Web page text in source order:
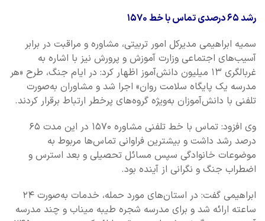
رشد ۶۵ درصدی تماس با خط ۱۵۷۰
سمیه ابراهیمی مدیرکل امور تربیتی، مشاوره و مراقبت در برابر
آسیب‌های اجتماعی وزارت آموزش و پرورش نیز با اشاره به
غربالگری ۱۳ میلیون دانش‌آموز اظهار کرد: در ایام جنگ، طرح «هر
مدرسه یک پایگاه سلامت روان» اجرا شد و مشاوران به‌صورت
تلفنی با دانش‌آموزان به‌ویژه گروه‌های پرخطر ارتباط برقرار کردند.
وی افزود: تماس با خط تلفنی مشاوره ۱۵۷۰ در این مدت ۶۵
درصد رشد داشت و بیشترین فراوانی تماس‌ها مربوط به
موضوعات خانوادگی سپس مسائل تحصیلی و بعد استرس و
اضطراب جنگ و نگرانی از آینده بود.
ابراهیمی گفت: در استان‌های مورد حمله، خدمات به‌صورت ۲۴
ساعته ارائه شد و برای مدرسه شجره طیبه میناب و چند مدرسه